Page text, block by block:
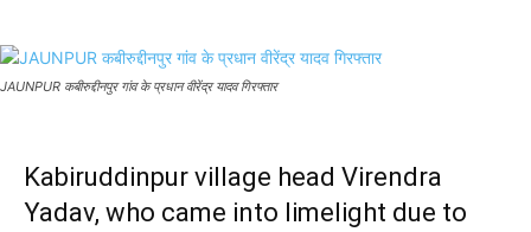
JAUNPUR कबीरुद्दीनपुर गांव के प्रधान वीरेंद्र यादव गिरफ्तार
Kabiruddinpur village head Virendra
Yadav, who came into limelight due to